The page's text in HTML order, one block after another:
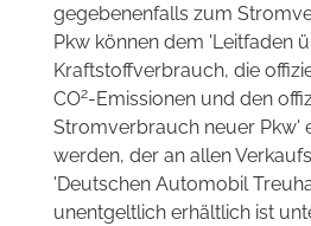
gegebenenfalls zum
Pkw können dem 'Leitfaden
Kraftstoffverbrauch, die
CO2-Emissionen und den
Stromverbrauch neuer Pkw'
werden, der an allen
'Deutschen Automobil
unentgeltlich erhältlich ist